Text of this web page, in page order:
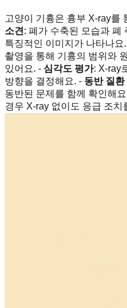
고양이 기흉은 흉부 X-ray를
소견 : 폐가 수축된 모습과 폐
특징적인 이미지가 나타나요
촬영을 통해 기흉의 범위와
있어요. - 심각도 평가: X-ray
방향을 결정해요. - 동반 질환
동반된 문제를 함께 확인해
경우 X-ray 없이도 응급 조치